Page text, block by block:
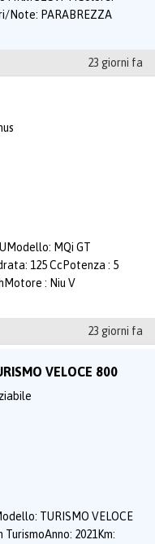
Note: PARABREZZA
23 giorni fa
MQi GT
125 CcPotenza : 5
: Niu V
23 giorni fa
VELOCE 800
TURISMO VELOCE
2021Km: